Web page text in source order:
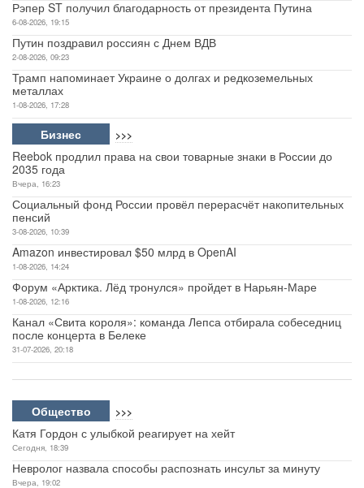
Рэпер ST получил благодарность от президента Путина
6-08-2026, 19:15
Путин поздравил россиян с Днем ВДВ
2-08-2026, 09:23
Трамп напоминает Украине о долгах и редкоземельных
металлах
1-08-2026, 17:28
Бизнес >>>
Reebok продлил права на свои товарные знаки в России до
2035 года
Вчера, 16:23
Социальный фонд России провёл перерасчёт накопительных
пенсий
3-08-2026, 10:39
Amazon инвестировал $50 млрд в OpenAI
1-08-2026, 14:24
Форум «Арктика. Лёд тронулся» пройдет в Нарьян-Маре
1-08-2026, 12:16
Канал «Свита короля»: команда Лепса отбирала собеседниц
после концерта в Белеке
31-07-2026, 20:18
Общество >>>
Катя Гордон с улыбкой реагирует на хейт
Сегодня, 18:39
Невролог назвала способы распознать инсульт за минуту
Вчера, 19:02